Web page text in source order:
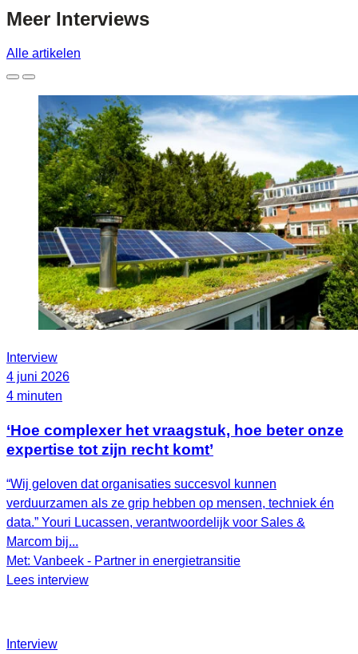
Meer Interviews
Alle artikelen
Interview
4 juni 2026
4 minuten
‘Hoe complexer het vraagstuk, hoe beter onze
expertise tot zijn recht komt’
“Wij geloven dat organisaties succesvol kunnen
verduurzamen als ze grip hebben op mensen, techniek én
data.” Youri Lucassen, verantwoordelijk voor Sales &
Marcom bij...
Met: Vanbeek - Partner in energietransitie
Lees interview
Interview